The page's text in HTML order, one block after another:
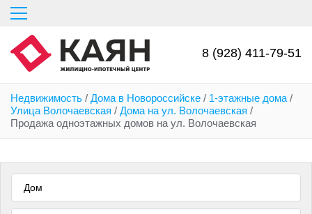
Перейти
основному
содержанию
8 (928) 411-79-51
Недвижимость / Дома в Новороссийске / 1-этажные дома /
Улица Волочаевская / Дома на ул. Волочаевская /
Продажа одноэтажных домов на ул. Волочаевская
Дом